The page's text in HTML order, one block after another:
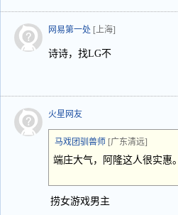
网易第一处 [上海]
诗诗，找LG不
火星网友
马戏团驯兽师 [广东清远]
端庄大气，阿隆这人很实惠。
捞女游戏男主